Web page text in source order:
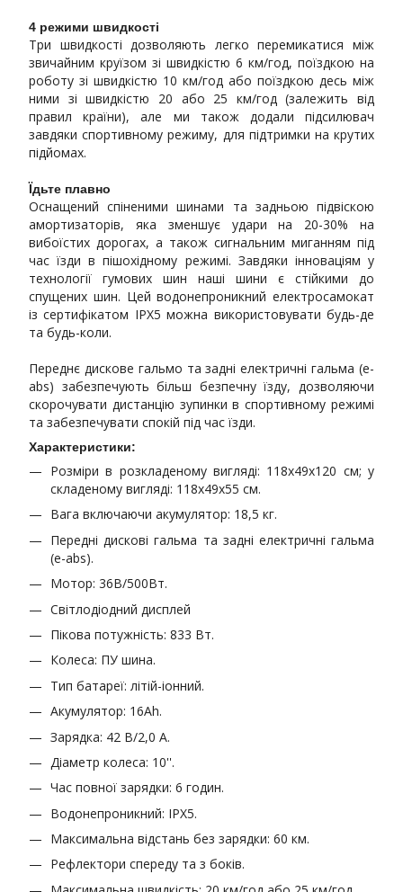
4 режими швидкості
Три швидкості дозволяють легко перемикатися між
звичайним круїзом зі швидкістю 6 км/год, поїздкою на
роботу зі швидкістю 10 км/год або поїздкою десь між
ними зі швидкістю 20 або 25 км/год (залежить від
правил країни), але ми також додали підсилювач
завдяки спортивному режиму, для підтримки на крутих
підйомах.
Їдьте плавно
Оснащений спіненими шинами та задньою підвіскою
амортизаторів, яка зменшує удари на 20-30% на
вибоїстих дорогах, а також сигнальним миганням під
час їзди в пішохідному режимі. Завдяки інноваціям у
технології гумових шин наші шини є стійкими до
спущених шин. Цей водонепроникний електросамокат
із сертифікатом IPX5 можна використовувати будь-де
та будь-коли.
Переднє дискове гальмо та задні електричні гальма (e-
abs) забезпечують більш безпечну їзду, дозволяючи
скорочувати дистанцію зупинки в спортивному режимі
та забезпечувати спокій під час їзди.
Характеристики:
Розміри в розкладеному вигляді: 118x49х120 см; у
складеному вигляді: 118x49x55 см.
Вага включаючи акумулятор: 18,5 кг.
Передні дискові гальма та задні електричні гальма
(e-abs).
Мотор: 36В/500Вт.
Світлодіодний дисплей
Пікова потужність: 833 Вт.
Колеса: ПУ шина.
Тип батареї: літій-іонний.
Акумулятор: 16Ah.
Зарядка: 42 В/2,0 А.
Діаметр колеса: 10''.
Час повної зарядки: 6 годин.
Водонепроникний: IPX5.
Максимальна відстань без зарядки: 60 км.
Рефлектори спереду та з боків.